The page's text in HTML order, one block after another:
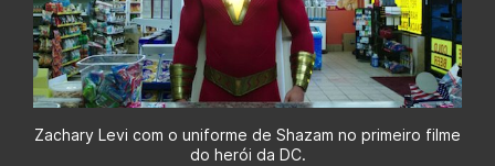
Zachary Levi com o uniforme de Shazam no primeiro filme
do herói da DC.